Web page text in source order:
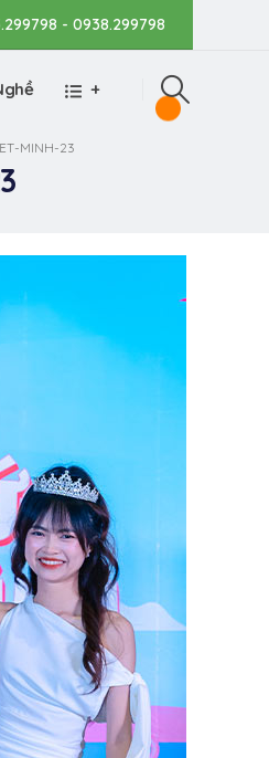
- 0938.299798
+
MINH-23